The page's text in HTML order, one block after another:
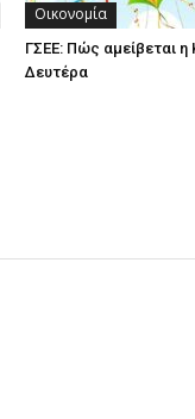
Οικονομία
ΓΣΕΕ: Πώς αμείβεται
Δευτέρα